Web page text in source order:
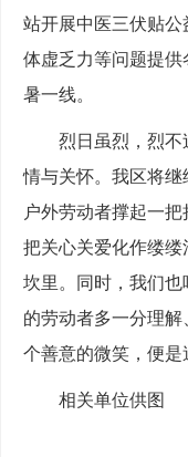
站开展中医三伏贴公
体虚乏力等问题提
暑一线。
烈日虽烈，烈不
情与关怀。我区将
户外劳动者撑起一把
把关心关爱化作缕
坎里。同时，我们
的劳动者多一分理
个善意的微笑，便是
相关单位供图